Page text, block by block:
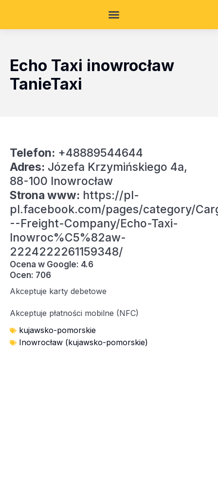
Echo Taxi inowrocław
TanieTaxi
Telefon: +48889544644
Adres: Józefa Krzymińskiego 4a,
88-100 Inowrocław
Strona www: https://pl-
pl.facebook.com/pages/category/
--Freight-Company/Echo-Taxi-
Inowroc%C5%82aw-
2224222261159348/
Ocena w Google: 4.6
Ocen: 706
Akceptuje karty debetowe
Akceptuje płatności mobilne (NFC)
kujawsko-pomorskie
Inowrocław (kujawsko-pomorskie)